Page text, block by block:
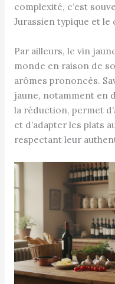
complexité, c’est
Jurassien typique et
Par ailleurs, le vin
monde en raison de
arômes prononcés.
jaune, notamment en
la réduction, permet
et d’adapter les plats
respectant leur